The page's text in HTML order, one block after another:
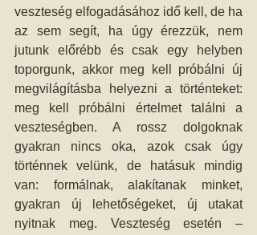
veszteség elfogadásához idő kell, de ha
az sem segít, ha úgy érezzük, nem
jutunk előrébb és csak egy helyben
toporgunk, akkor meg kell próbálni új
megvilágításba helyezni a történteket:
meg kell próbálni értelmet találni a
veszteségben. A rossz dolgoknak
gyakran nincs oka, azok csak úgy
történnek velünk, de hatásuk mindig
van: formálnak, alakítanak minket,
gyakran új lehetőségeket, új utakat
nyitnak meg. Veszteség esetén –